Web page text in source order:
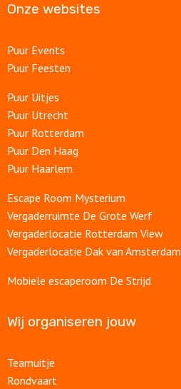
Onze websites
Puur Events
Puur Feesten
Puur Uitjes
Puur Utrecht
Puur Rotterdam
Puur Den Haag
Puur Haarlem
Escape Room Mysterium
Vergaderruimte De Grote Werf
Vergaderlocatie Rotterdam View
Vergaderlocatie Dak van Amsterdam
Mobiele escaperoom De Strijd
Wij organiseren jouw
Teamuitje
Rondvaart